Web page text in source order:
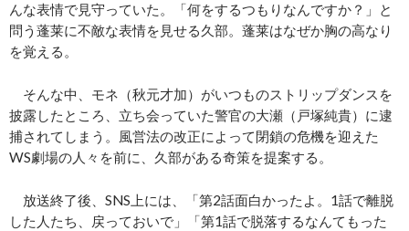
んな表情で見守っていた。「何をするつもりなんですか？」と
問う蓬莱に不敵な表情を見せる久部。蓬莱はなぜか胸の高なり
を覚える。
そんな中、モネ（秋元才加）がいつものストリップダンスを
披露したところ、立ち会っていた警官の大瀬（戸塚純貴）に逮
捕されてしまう。風営法の改正によって閉鎖の危機を迎えた
WS劇場の人々を前に、久部がある奇策を提案する。
放送終了後、SNS上には、「第2話面白かったよ。1話で離脱
した人たち、戻っておいで」「第1話で脱落するなんてもった